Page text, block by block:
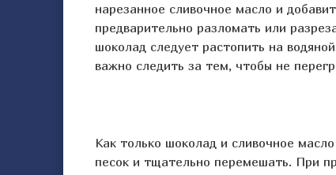
нарезанное сливочное масло и
предварительно разломать или
шоколад следует растопить на
важно следить за тем, чтобы не
Как только шоколад и сливочное
песок и тщательно перемешать. При